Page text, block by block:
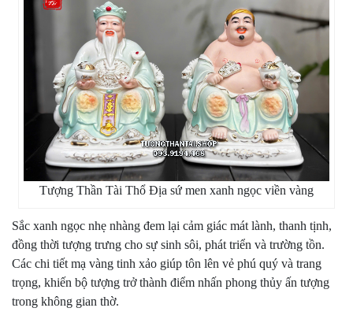
Tượng Thần Tài Thổ Địa sứ men xanh ngọc viền vàng
Sắc xanh ngọc nhẹ nhàng đem lại cảm giác mát lành, thanh tịnh,
đồng thời tượng trưng cho sự sinh sôi, phát triển và trường tồn.
Các chi tiết mạ vàng tinh xảo giúp tôn lên vẻ phú quý và trang
trọng, khiến bộ tượng trở thành điểm nhấn phong thủy ấn tượng
trong không gian thờ.